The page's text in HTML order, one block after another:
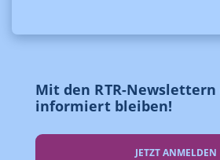
Mit den RTR-
informiert bleiben!
JETZT ANMELDEN